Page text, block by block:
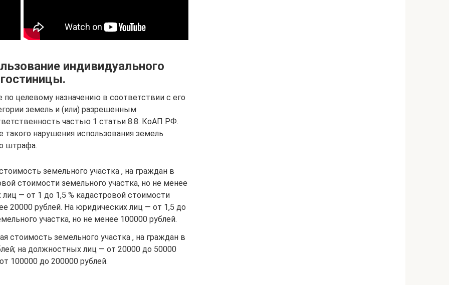
индивидуального
по целевому назначению в соответствии с его
земель и (или) разрешенным
частью 1 статьи 8.8. КоАП РФ.
такого нарушения использования земель
штрафа.
земельного участка , на граждан в
стоимости земельного участка, но не менее
— от 1 до 1,5 % кадастровой стоимости
20000 рублей. На юридических лиц — от 1,5 до
участка, но не менее 100000 рублей.
стоимость земельного участка , на граждан в
на должностных лиц — от 20000 до 50000
100000 до 200000 рублей.